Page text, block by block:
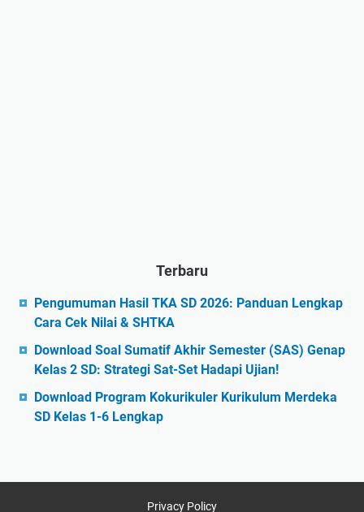
Terbaru
Pengumuman Hasil TKA SD 2026: Panduan Lengkap
Cara Cek Nilai & SHTKA
Download Soal Sumatif Akhir Semester (SAS) Genap
Kelas 2 SD: Strategi Sat-Set Hadapi Ujian!
Download Program Kokurikuler Kurikulum Merdeka
SD Kelas 1-6 Lengkap
Privacy Policy